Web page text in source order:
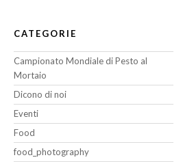
CATEGORIE
Campionato Mondiale di Pesto al
Mortaio
Dicono di noi
Eventi
Food
food_photography